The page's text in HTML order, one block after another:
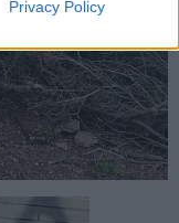
Privacy Policy